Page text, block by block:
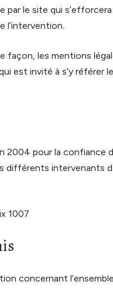
le site qui
l’intervention.
façon, les mentions
est invité à s’y référer
2004 pour la confiance
différents intervenants
1007
concernant